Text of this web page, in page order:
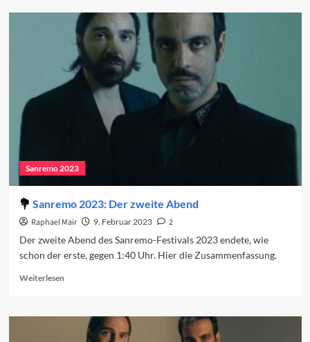
Vorschau
den
dritten
Abend
2023
Sanremo 2023
Sanremo 2023: Der zweite Abend
Raphael Mair 9. Februar 2023
2
Der zweite Abend des Sanremo-Festivals 2023 endete, wie
schon der erste, gegen 1:40 Uhr. Hier die Zusammenfassung.
WeiterlesenRead
Sanremo